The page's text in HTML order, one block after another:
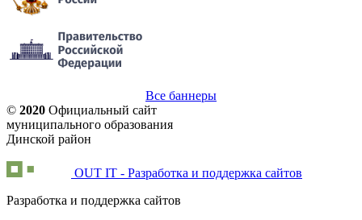
Все баннеры
© 2020 Официальный сайт
муниципального образования
Динской район
OUT IT - Разработка и поддержка сайтов
Разработка и поддержка сайтов